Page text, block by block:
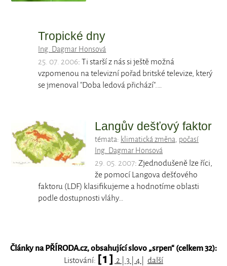
Tropické dny
Ing. Dagmar Honsová
25. 07. 2006: Ti starší z nás si ještě možná
vzpomenou na televizní pořad britské televize, který
se jmenoval "Doba ledová přichází".…
Langův dešťový faktor
témata: klimatická změna počasí
Ing. Dagmar Honsová
29. 05. 2007: Zjednodušeně lze říci,
že pomocí Langova dešťového
faktoru (LDF) klasifikujeme a hodnotíme oblasti
podle dostupnosti vláhy…
Články na PŘÍRODA.cz, obsahující slovo „srpen“ (celkem 32):
Listování: [ 1 ] 2 3 4
další